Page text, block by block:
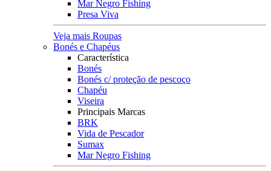
Mar Negro Fishing
Presa Viva
Veja mais Roupas
Bonés e Chapéus
Característica
Bonés
Bonés c/ proteção de pescoço
Chapéu
Viseira
Principais Marcas
BRK
Vida de Pescador
Sumax
Mar Negro Fishing